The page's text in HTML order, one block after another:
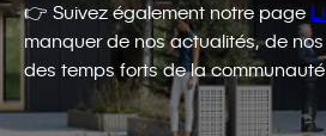
👉 Suivez également notre page
manquer de nos actualités, de
des temps forts de la